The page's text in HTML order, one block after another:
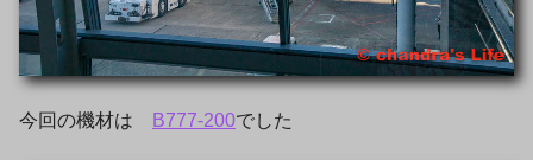
今回の機材は B777-200でした